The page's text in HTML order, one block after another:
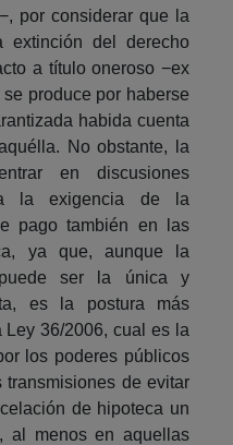
por considerar que la
extinción del derecho
a título oneroso −ex
produce por haberse
habida cuenta
No obstante, la
en discusiones
la exigencia de la
pago también en las
ya que, aunque la
ser la única y
es la postura más
36/2006, cual es la
los poderes públicos
de evitar
de hipoteca un
al menos en aquellas